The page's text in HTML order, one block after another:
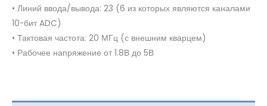
• Линий ввода/вывода: 23 (6 из которых являются каналами
10-бит ADC)
• Тактовая частота: 20 МГц (с внешним кварцем)
• Рабочее напряжение от 1.8В до 5В